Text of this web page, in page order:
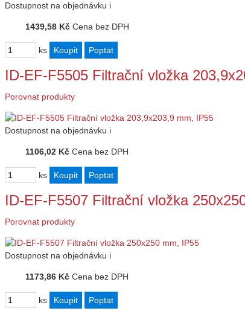
Dostupnost na objednávku i
1439,58 Kč Cena bez DPH
ks
ID-EF-F5505 Filtrační vložka
Porovnat produkty
Dostupnost na objednávku i
1106,02 Kč Cena bez DPH
ks
ID-EF-F5507 Filtrační vložka
Porovnat produkty
Dostupnost na objednávku i
1173,86 Kč Cena bez DPH
ks